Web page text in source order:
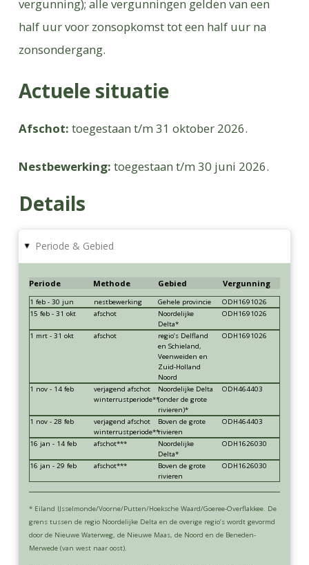
vergunning); alle vergunningen gelden van een
half uur voor zonsopkomst tot een half uur na
zonsondergang.
Actuele situatie
Afschot: toegestaan t/m 31 oktober 2026.
Nestbewerking: toegestaan t/m 30 juni 2026.
Details
▸ Periode & Gebied
Periode Methode Gebied Vergunning
1 feb - 30 jun nestbewerking Gehele provincie
ODH1691026
15 feb - 31 okt
afschot
Noordelijke
Delta*
ODH1691026
1 mrt - 31 okt afschot
regio’s Delfland
en Schieland,
Veenweiden en
Zuid-Holland
Noord
ODH1691026
1 nov - 14 feb
verjagend afschot
winterrustperiode**
Noordelijke Delta
(onder de grote
rivieren)*
ODH464403
1 nov - 28 feb
verjagend afschot
winterrustperiode**
Boven de grote
rivieren
ODH464403
16 jan - 14 feb afschot***
Noordelijke
Delta*
ODH1626030
16 jan - 29 feb afschot***
Boven de grote
rivieren
ODH1626030
* Eiland IJsselmonde/Voorne/Putten/Hoeksche Waard/Goeree-Overflakkee. De
grens tussen de regio Noordelijke Delta en de overige regio’s wordt gevormd
door de Nieuwe Waterweg, de Nieuwe Maas, de Noord en de Beneden-
Merwede (van west naar oost).